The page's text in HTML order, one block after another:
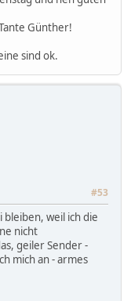
Günther!
sind ok.
#53
weil ich die
nicht
geiler Sender -
mich an - armes